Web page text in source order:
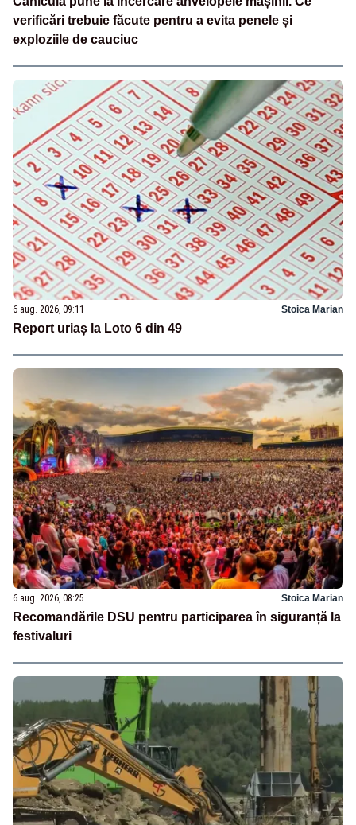
verificări trebuie făcute pentru a evita penele și
exploziile de cauciuc
6 aug. 2026, 09:11 Stoica Marian
Report uriaș la Loto 6 din 49
6 aug. 2026, 08:25 Stoica Marian
Recomandările DSU pentru participarea în siguranță la
festivaluri